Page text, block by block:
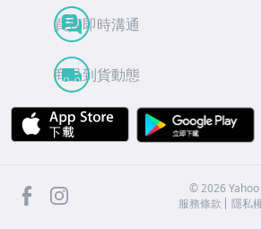
買賣即時溝通
商品到貨動態
APP Store
facebook ©2026
服務條款
隱私